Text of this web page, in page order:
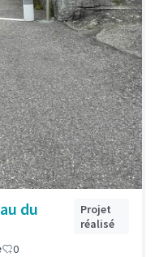
du
Projet
réalisé
0